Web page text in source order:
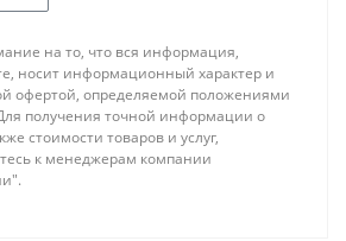
на то, что вся информация,
носит информационный характер и
офертой, определяемой положениями
получения точной информации о
стоимости товаров и услуг,
к менеджерам компании